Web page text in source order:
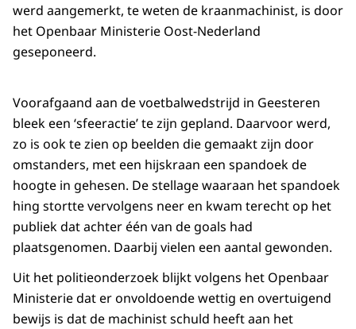
werd aangemerkt, te weten de kraanmachinist, is door
het Openbaar Ministerie Oost-Nederland
geseponeerd.
Voorafgaand aan de voetbalwedstrijd in Geesteren
bleek een ‘sfeeractie’ te zijn gepland. Daarvoor werd,
zo is ook te zien op beelden die gemaakt zijn door
omstanders, met een hijskraan een spandoek de
hoogte in gehesen. De stellage waaraan het spandoek
hing stortte vervolgens neer en kwam terecht op het
publiek dat achter één van de goals had
plaatsgenomen. Daarbij vielen een aantal gewonden.
Uit het politieonderzoek blijkt volgens het Openbaar
Ministerie dat er onvoldoende wettig en overtuigend
bewijs is dat de machinist schuld heeft aan het